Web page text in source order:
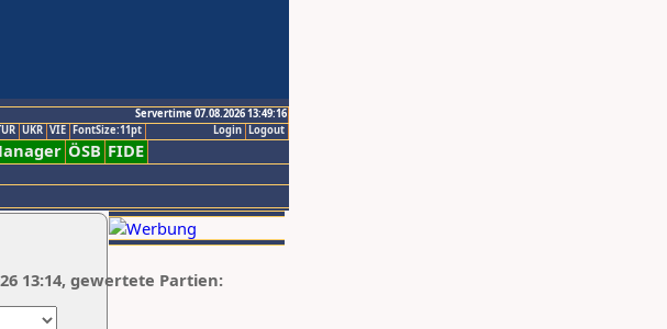
Servertime 07.08.2026 13:49:16
Logout
Login
UKR VIE FontSize:11pt
ÖSB FIDE
13:14, gewertete Partien: